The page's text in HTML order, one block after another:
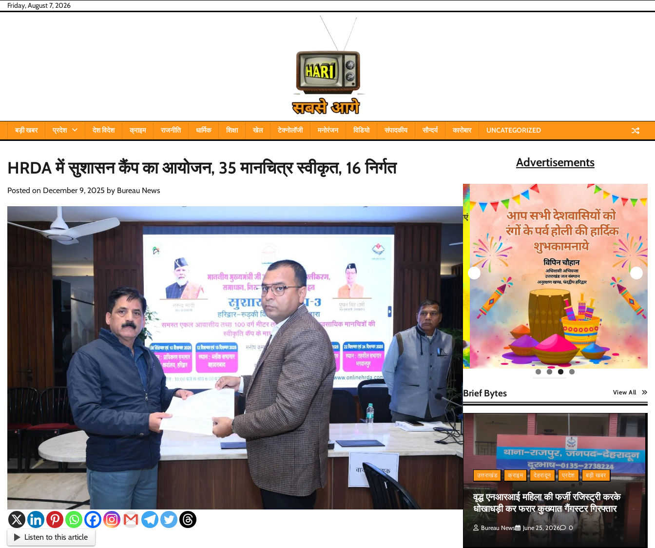
SkipFriday, August 7, 2026
बड़ी खबर प्रदेश देश विदेश क्राइम राजनीति धार्मिक शिक्षा खेल टेक्नोलॉजी मनोरंजन विडियो संपादकीय सौन्दर्य कारोबार UNCATEGORIZED
HRDA में सुशासन कैंप का आयोजन, 35 मानचित्र स्वीकृत, 16 निर्गत
Posted on December 9, 2025 by Bureau News
Listen to this article
Advertisements
Brief Bytes View All
उत्तराखंड क्राइम देहरादून प्रदेश बड़ी खबर
वृद्ध एनआरआई महिला की फर्जी रजिस्ट्री करके
धोखाधड़ी कर फरार कुख्यात गैंगस्टर गिरफ्तार
Bureau News June 25, 2026 0